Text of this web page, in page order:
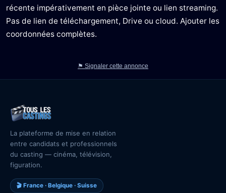
récente impérativement en pièce jointe ou lien streaming.
Pas de lien de téléchargement, Drive ou cloud. Ajouter les
coordonnées complètes.
⚑ Signaler cette annonce
La plateforme de mise en relation
entre candidats et professionnels
du casting — cinéma, télévision,
figuration.
🎬 France · Belgique · Suisse